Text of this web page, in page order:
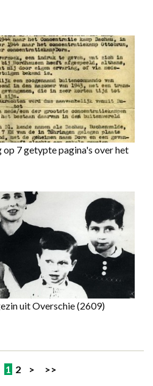
7 getypte pagina's over het
uit Overschie(2609)
1 2 > >>